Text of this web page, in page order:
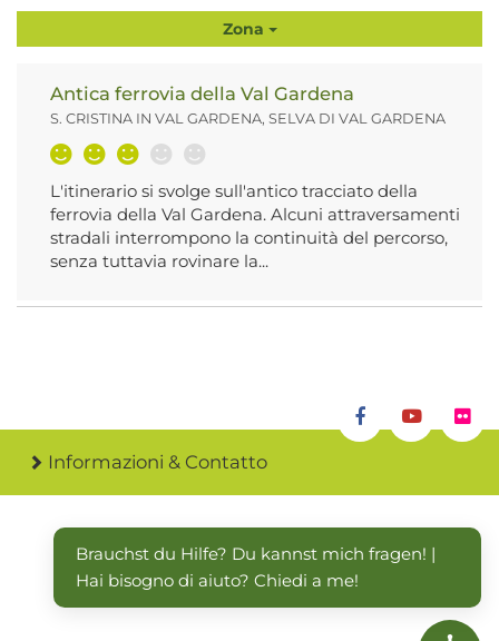
Zona
Antica ferrovia della Val Gardena
S. CRISTINA IN VAL GARDENA, SELVA DI VAL GARDENA
L'itinerario si svolge sull'antico tracciato della
ferrovia della Val Gardena. Alcuni attraversamenti
stradali interrompono la continuità del percorso,
senza tuttavia rovinare la...
Informazioni & Contatto
Brauchst du Hilfe? Du kannst mich fragen! |
Hai bisogno di aiuto? Chiedi a me!